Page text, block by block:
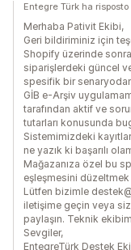
Entegre Türk ha
Merhaba Pativit Ekibi,
Geri bildiriminiz için
Shopify üzerinde
siparişlerdeki güncel
spesifik bir
GİB e-Arşiv
tarafından aktif ve
tutarları konusunda
Sistemimizdeki
ne yazık ki başarılı
Mağazanıza özel bu
eşleşmesini
Lütfen bizimle
iletişime geçin veya
paylaşın. Teknik
Sevgiler,
EntegreTürk Destek